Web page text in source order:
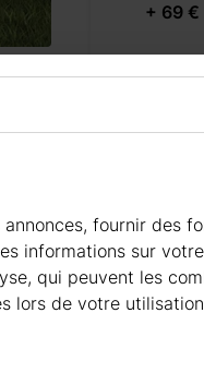
+ 69 €
+ 310
fournir des
informations sur
qui peuvent les
lors de votre